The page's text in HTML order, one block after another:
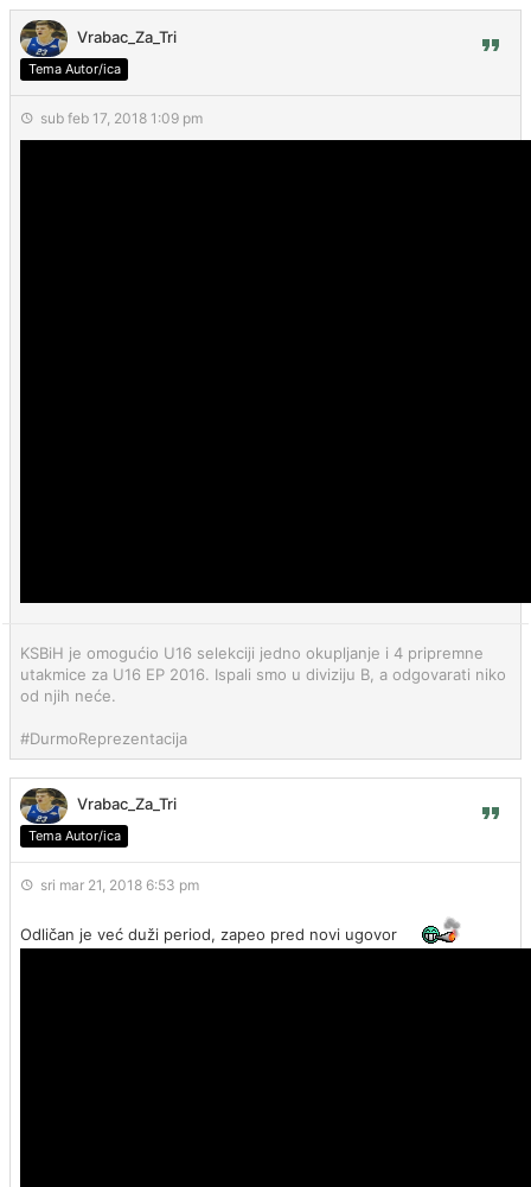
Vrabac_Za_Tri
Tema Autor/ica
sub feb 17, 2018 1:09 pm
KSBiH je omogućio U16 selekciji jedno okupljanje i 4 pripremne
utakmice za U16 EP 2016. Ispali smo u diviziju B, a odgovarati niko
od njih neće.
#DurmoReprezentacija
Vrabac_Za_Tri
Tema Autor/ica
sri mar 21, 2018 6:53 pm
Odličan je već duži period, zapeo pred novi ugovor